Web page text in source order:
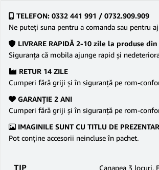
TELEFON: 0332 441 991 / 0732.909.909
Ne puteţi suna pentru a comanda sau pentru
LIVRARE RAPIDĂ 2-10 zile la produse din
Siguranţa că mobila ajunge rapid şi
RETUR 14 ZILE
Cumperi fără griji şi în siguranţă pe rom-
GARANŢIE 2 ANI
Cumperi fără griji şi în siguranţă pe rom-
IMAGINILE SUNT CU TITLU DE
Pot conține accesorii neincluse în pachet.
TIP Canapea 3 locuri,